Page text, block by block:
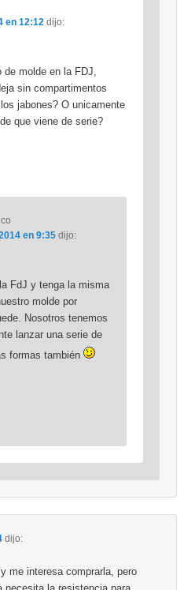
en 12:12 dijo:
de molde en la FDJ,
sin compartimentos
jabones? O unicamente
que viene de serie?
en 9:35 dijo:
FdJ y tenga la misma
molde por
Nosotros tenemos
lanzar una serie de
formas también
dijo:
me interesa comprarla, pero